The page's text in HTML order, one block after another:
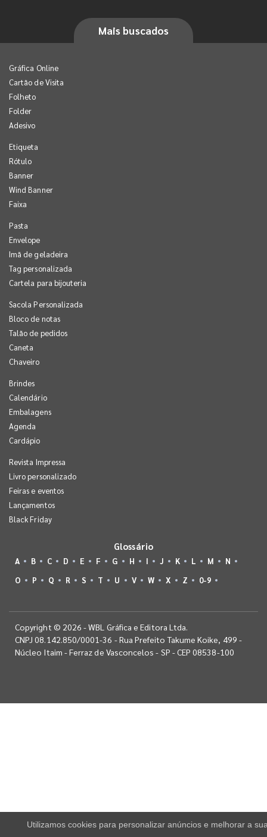
Mais buscados
Gráfica Online
Cartão de Visita
Folheto
Folder
Adesivo
Etiqueta
Rótulo
Banner
Wind Banner
Faixa
Pasta
Envelope
Imã de geladeira
Tag personalizada
Cartela para bijouteria
Sacola Personalizada
Bloco de notas
Talão de pedidos
Caneta
Chaveiro
Brindes
Calendário
Embalagens
Agenda
Cardápio
Revista Impressa
Livro personalizado
Feiras e eventos
Lançamentos
Black Friday
Glossário
A B C D E F G H I J K L M
N
O
P Q R S T U V W X Z 0-9
Copyright © 2026 - WBL Gráfica e Editora Ltda.
CNPJ 08.142.850/0001-36 - Rua Prefeito Takume Koike, 499 -
Núcleo Itaim - Ferraz de Vasconcelos - SP - CEP 08538-100
Utilizamos cookies para personalizar anúncios e melhorar a